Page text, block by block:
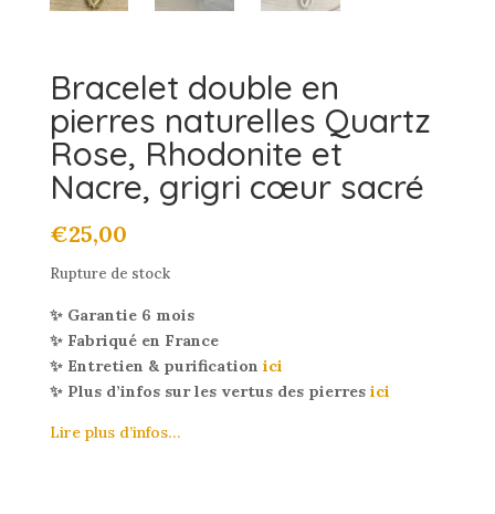
Bracelet double en
pierres naturelles Quartz
Rose, Rhodonite et
Nacre, grigri cœur sacré
€25,00
Rupture de stock
✨ Garantie 6 mois
✨ Fabriqué en France
✨ Entretien & purification ici
✨ Plus d’infos sur les vertus des pierresici
Lire plus d’infos…